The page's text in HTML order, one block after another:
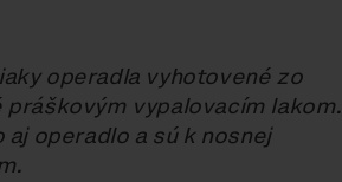
operadla vyhotovené zo
vypalovacím lakom.
operadlo a sú k nosnej